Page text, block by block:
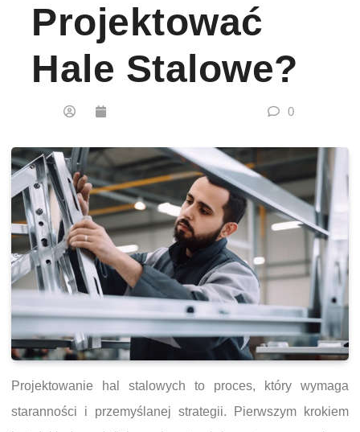
Projektować
Hale Stalowe?
0
Projektowanie hal stalowych to proces, który wymaga
staranności i przemyślanej strategii. Pierwszym krokiem